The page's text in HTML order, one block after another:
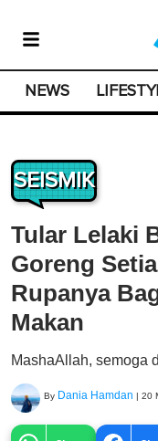
NEWS
SEISMIK
Tular Lelaki
Goreng
Rupanya
Makan
MashaAllah, semoga
By Dania Hamdan | 20